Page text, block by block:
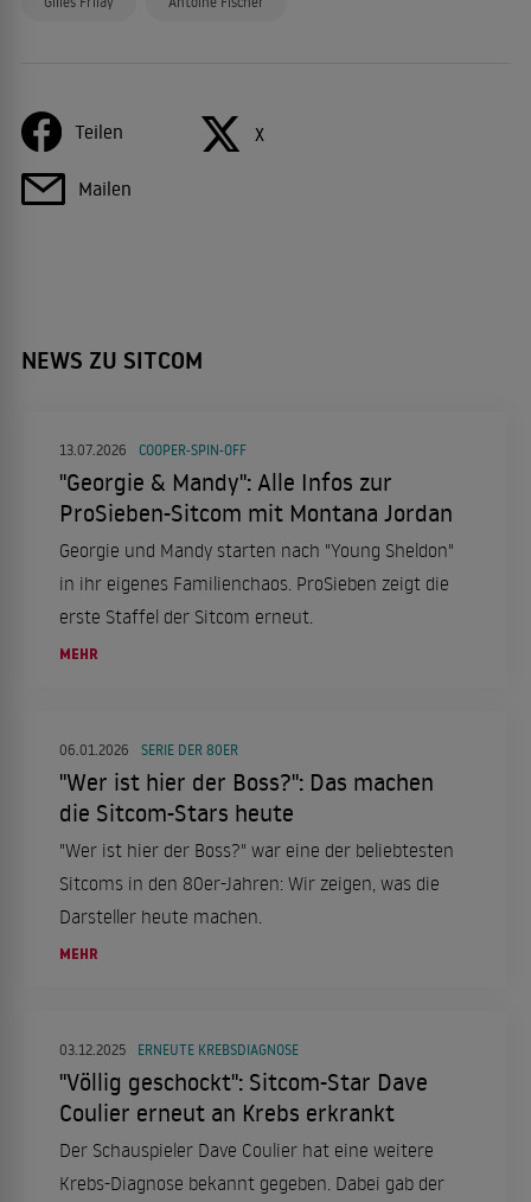
Teilen X
Mailen
NEWS ZU SITCOM
13.07.2026 COOPER-SPIN-OFF
"Georgie & Mandy": Alle Infos zur
ProSieben-Sitcom mit Montana Jordan
Georgie und Mandy starten nach "Young Sheldon"
in ihr eigenes Familienchaos. ProSieben zeigt die
erste Staffel der Sitcom erneut.
MEHR
06.01.2026 SERIE DER 80ER
"Wer ist hier der Boss?": Das machen
die Sitcom-Stars heute
"Wer ist hier der Boss?" war eine der beliebtesten
Sitcoms in den 80er-Jahren: Wir zeigen, was die
Darsteller heute machen.
MEHR
03.12.2025 ERNEUTE KREBSDIAGNOSE
"Völlig geschockt": Sitcom-Star Dave
Coulier erneut an Krebs erkrankt
Der Schauspieler Dave Coulier hat eine weitere
Krebs-Diagnose bekannt gegeben. Dabei gab der